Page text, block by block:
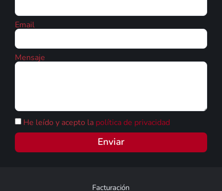
Facturación
Email
Mensaje
He leído y acepto la política de privacidad
Enviar